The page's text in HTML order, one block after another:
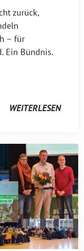
zurück,
– für
Ein Bündnis.
WEITERLESEN